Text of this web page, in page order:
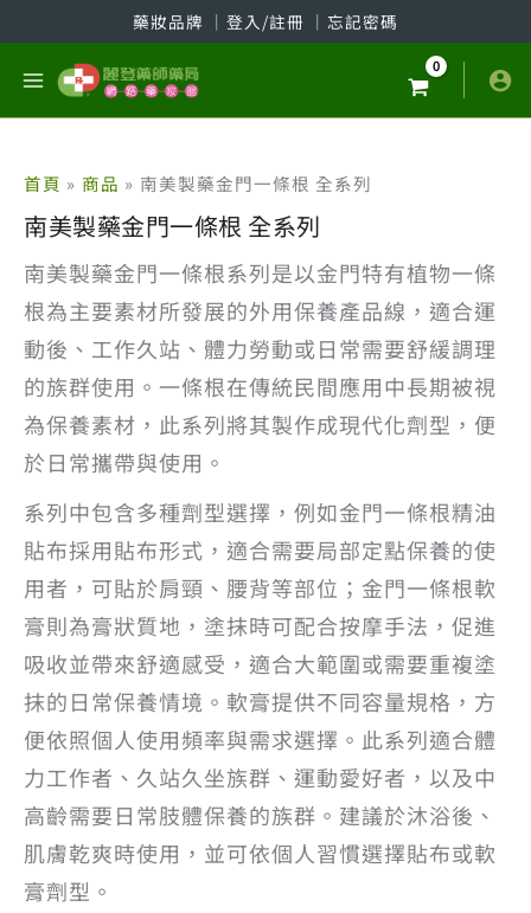
至
藥妝品牌 │ 登入/註冊 │ 忘記密碼
首頁 商品 南美製藥金門一條根 全系列
南美製藥金門一條根 全系列
南美製藥金門一條根系列是以金門特有植物一條
根為主要素材所發展的外用保養產品線，適合運
動後、工作久站、體力勞動或日常需要舒緩調理
的族群使用。一條根在傳統民間應用中長期被視
為保養素材，此系列將其製作成現代化劑型，便
於日常攜帶與使用。
系列中包含多種劑型選擇，例如金門一條根精油
貼布採用貼布形式，適合需要局部定點保養的使
用者，可貼於肩頸、腰背等部位；金門一條根軟
膏則為膏狀質地，塗抹時可配合按摩手法，促進
吸收並帶來舒適感受，適合大範圍或需要重複塗
抹的日常保養情境。軟膏提供不同容量規格，方
便依照個人使用頻率與需求選擇。此系列適合體
力工作者、久站久坐族群、運動愛好者，以及中
高齡需要日常肢體保養的族群。建議於沐浴後、
肌膚乾爽時使用，並可依個人習慣選擇貼布或軟
膏劑型。